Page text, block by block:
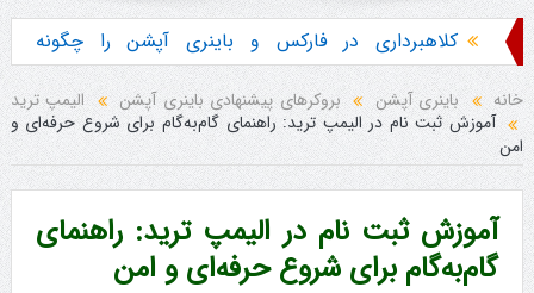
کلاهبرداری در فارکس و باینری آپشن را چگونه
تشخیص دهیم ؟
هشدار در مورد خرید استراتژی ها و پکیج آموزش
باینری آپشن
خانه باینری آپشن بروکرهای پیشنهادی باینری آپشن
الیمپ ترید
آموزش ثبت نام در الیمپ ترید: راهنمای گام‌به‌گام برای شروع حرفه‌ای و
امن
آموزش ثبت نام در الیمپ ترید: راهنمای
گام‌به‌گام برای شروع حرفه‌ای و امن